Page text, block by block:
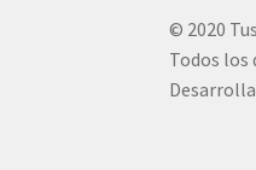
© 2020
Todos los